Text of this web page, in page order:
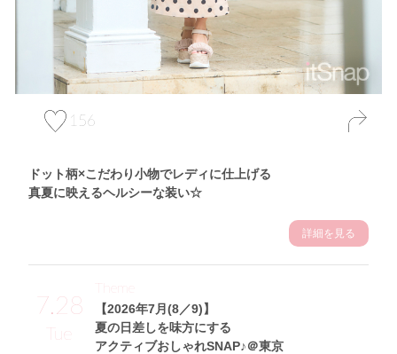
156
ドット柄×こだわり小物でレディに仕上げる
真夏に映えるヘルシーな装い☆
詳細を見る
7.28
Tue
【2026年7月(8／9)】
夏の日差しを味方にする
アクティブおしゃれSNAP♪＠東京
Theme